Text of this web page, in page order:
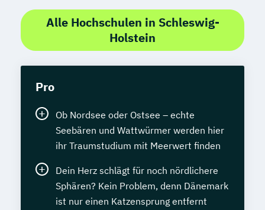
Alle Hochschulen in Schleswig-
Holstein
Pro
Ob Nordsee oder Ostsee – echte
Seebären und Wattwürmer werden hier
ihr Traumstudium mit Meerwert finden
Dein Herz schlägt für noch nördlichere
Sphären? Kein Problem, denn Dänemark
ist nur einen Katzensprung entfernt